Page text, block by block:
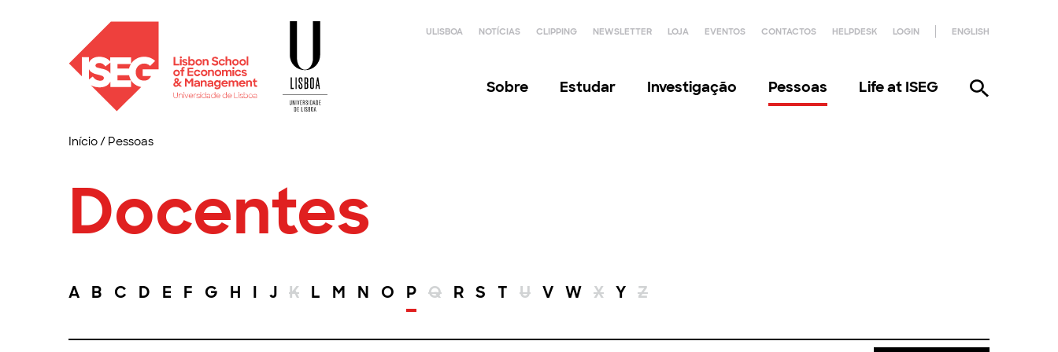
ULISBOA NOTÍCIAS CLIPPING NEWSLETTER LOJA EVENTOS CONTACTOS HELPDESK LOGIN ENGLISH
Sobre Estudar Investigação Pessoas Life at ISEG
Início/ Pessoas
Docentes
A B C D E F G H I J K L M N O P Q R S T U V W X Y Z